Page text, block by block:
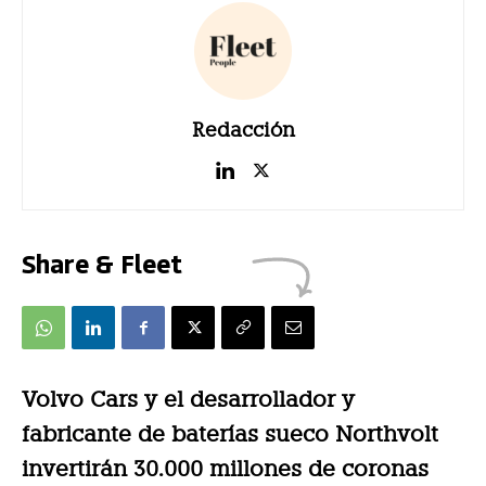
Redacción
Share & Fleet
Volvo Cars y el desarrollador y
fabricante de baterías sueco Northvolt
invertirán 30.000 millones de coronas